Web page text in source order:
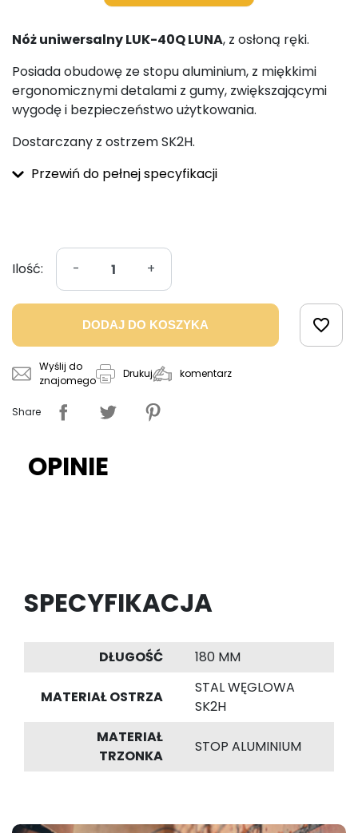
Nóż uniwersalny LUK-40Q LUNA, z osłoną ręki.
Posiada obudowę ze stopu aluminium, z miękkimi
ergonomicznymi detalami z gumy, zwiększającymi
wygodę i bezpieczeństwo użytkowania.
Dostarczany z ostrzem SK2H.
Przewiń do pełnej specyfikacji
Ilość: - +
DODAJ DO KOSZYKA favorite_border
Wyślij do
znajomego
Drukuj komentarz
Share
OPINIE
SPECYFIKACJA
DŁUGOŚĆ 180 MM
MATERIAŁ OSTRZA
STAL WĘGLOWA
SK2H
MATERIAŁ
TRZONKA
STOP ALUMINIUM